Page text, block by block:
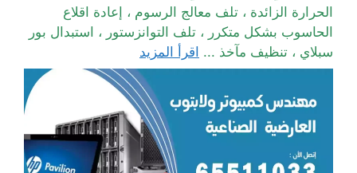
الحرارة الزائدة ، تلف معالج الرسوم ، إعادة اقلاع
الحاسوب بشكل متكرر ، تلف التوانزستور ، استبدال بور
سبلاي ، تنظيف مآخذ ... اقرأ المزيد